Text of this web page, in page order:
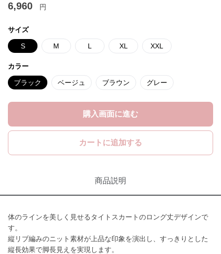
6,960 円
サイズ
S M L XL XXL
カラー
ブラック ベージュ ブラウン グレー
購入画面に進む
カートに追加する
商品説明
体のラインを美しく見せるタイトスカートのロング丈デザインで
す。
縦リブ編みのニット素材が上品な印象を演出し、すっきりとした
縦長効果で脚長見えを実現します。